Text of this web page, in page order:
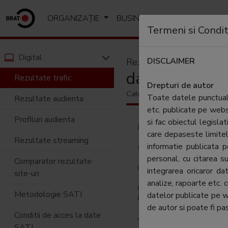
ORGANIZAȚIE BUSINESS ANALIZE SI
Digital
Rezultate trafic
Rezultate audienta
Profiluri audienta
Rezultate streaming
Comparator rezultate
site-uri
Metodologie SATI
Conditii de acces la date
Rezultate trafic
Categorie:Economic &
Editor: RTV
Contractor SATI: RTV
Director general: Catrinel
Reprezentant
BRAT:
Mihai-
Adresa
Termeni si
DISCLAIMER
Drepturi de autor
Toate datele
etc. publicate pe
si fac obiectul
care depaseste
informatie publicata
personal, cu citarea
integrarea oricaror
analize, rapoarte etc.
datelor publicate pe
de autor si poate fi